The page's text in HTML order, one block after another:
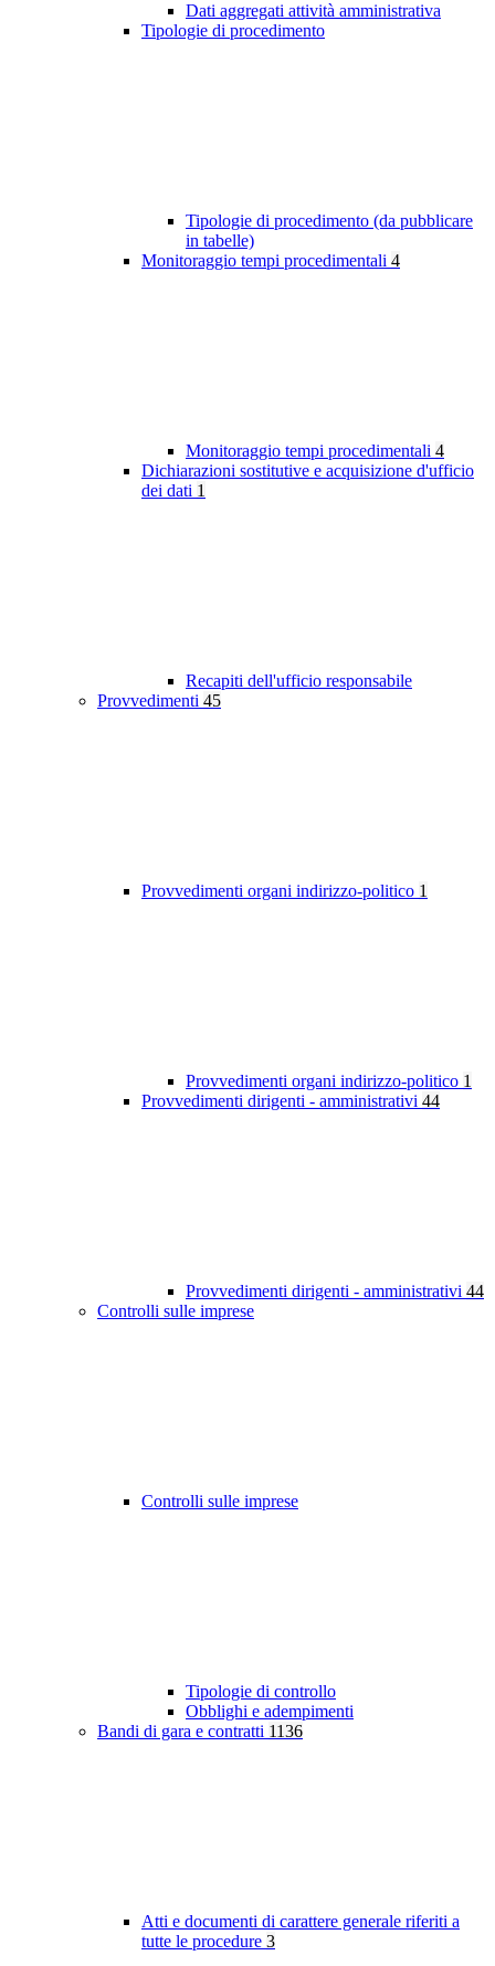
Dati aggregati attività amministrativa
Tipologie di procedimento
Tipologie di procedimento (da pubblicare
in tabelle)
Monitoraggio tempi procedimentali 4
Monitoraggio tempi procedimentali 4
Dichiarazioni sostitutive e acquisizione d'ufficio
dei dati 1
Recapiti dell'ufficio responsabile
Provvedimenti 45
Provvedimenti organi indirizzo-politico 1
Provvedimenti organi indirizzo-politico 1
Provvedimenti dirigenti - amministrativi 44
Provvedimenti dirigenti - amministrativi 44
Controlli sulle imprese
Controlli sulle imprese
Tipologie di controllo
Obblighi e adempimenti
Bandi di gara e contratti 1136
Atti e documenti di carattere generale riferiti a
tutte le procedure 3